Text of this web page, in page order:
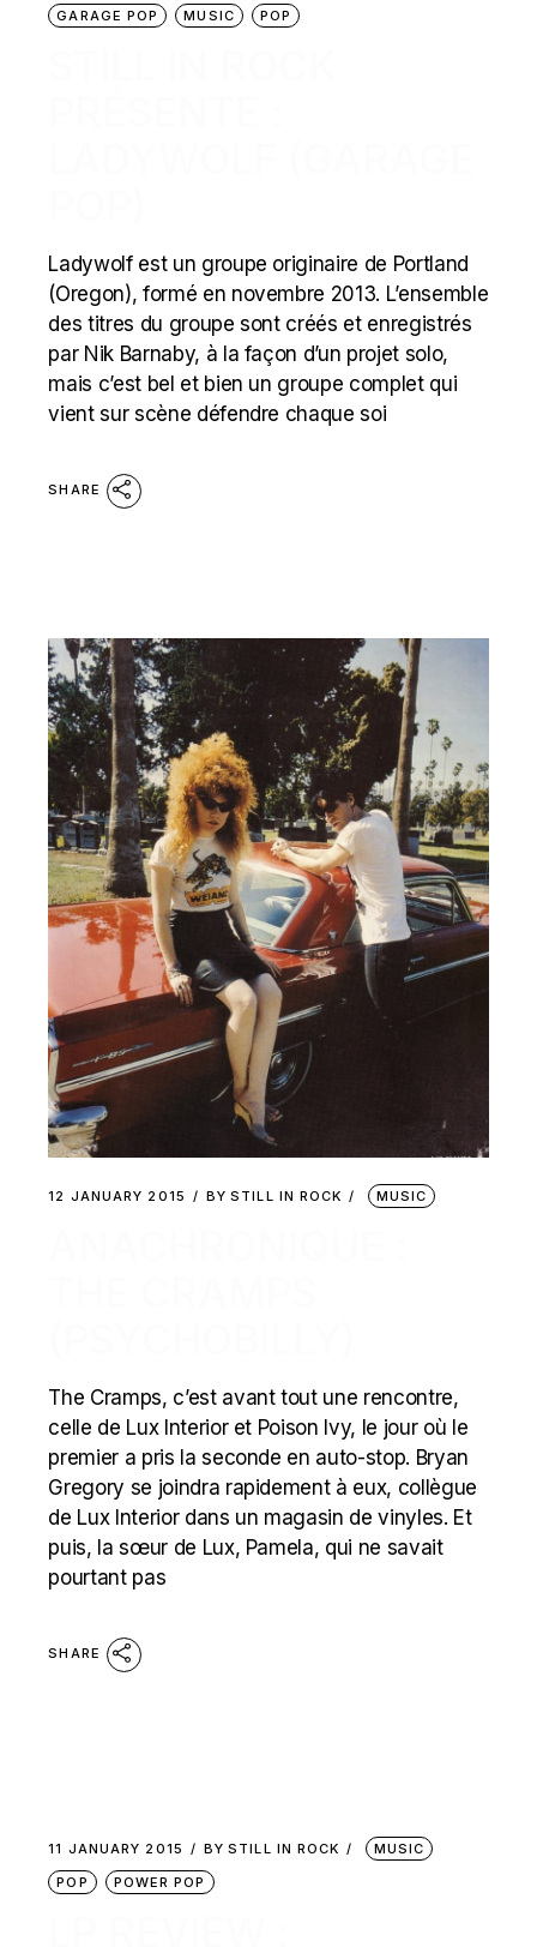
GARAGE POP
MUSIC POP
Ladywolf est un groupe originaire de Portland
(Oregon), formé en novembre 2013. L’ensemble
des titres du groupe sont créés et enregistrés
par Nik Barnaby, à la façon d’un projet solo,
mais c’est bel et bien un groupe complet qui
vient sur scène défendre chaque soi
SHARE
12 JANUARY 2015 BY STILL IN ROCK MUSIC
The Cramps, c’est avant tout une rencontre,
celle de Lux Interior et Poison Ivy, le jour où le
premier a pris la seconde en auto-stop. Bryan
Gregory se joindra rapidement à eux, collègue
de Lux Interior dans un magasin de vinyles. Et
puis, la sœur de Lux, Pamela, qui ne savait
pourtant pas
SHARE
11 JANUARY 2015 BY STILL IN ROCK
MUSIC
POP
POWER POP